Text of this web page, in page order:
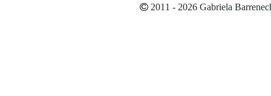
2011 - 2026 Gabriela